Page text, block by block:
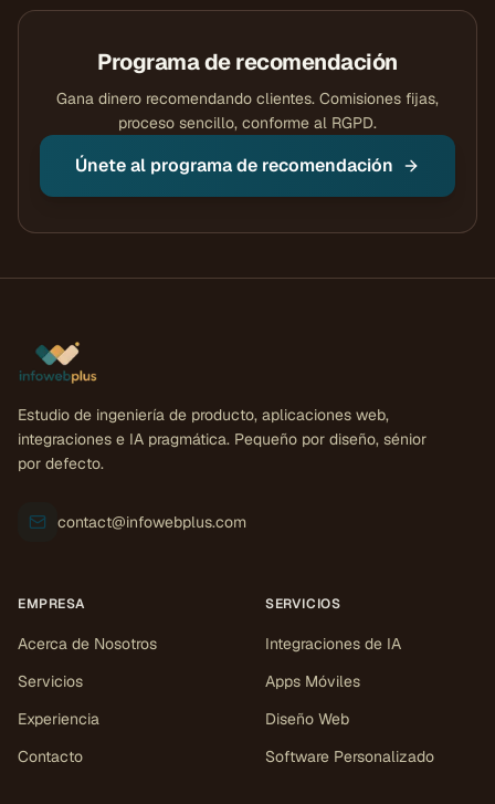
Programa de recomendación
Gana dinero recomendando clientes. Comisiones fijas,
proceso sencillo, conforme al RGPD.
Únete al programa de recomendación
Estudio de ingeniería de producto, aplicaciones web,
integraciones e IA pragmática. Pequeño por diseño, sénior
por defecto.
contact@infowebplus.com
EMPRESA
Acerca de Nosotros
Servicios
Experiencia
Contacto
SERVICIOS
Integraciones de IA
Apps Móviles
Diseño Web
Software Personalizado